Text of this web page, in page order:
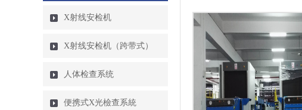
X射线安检机
X射线安检机（跨带式）
人体检查系统
便携式X光檢查系統